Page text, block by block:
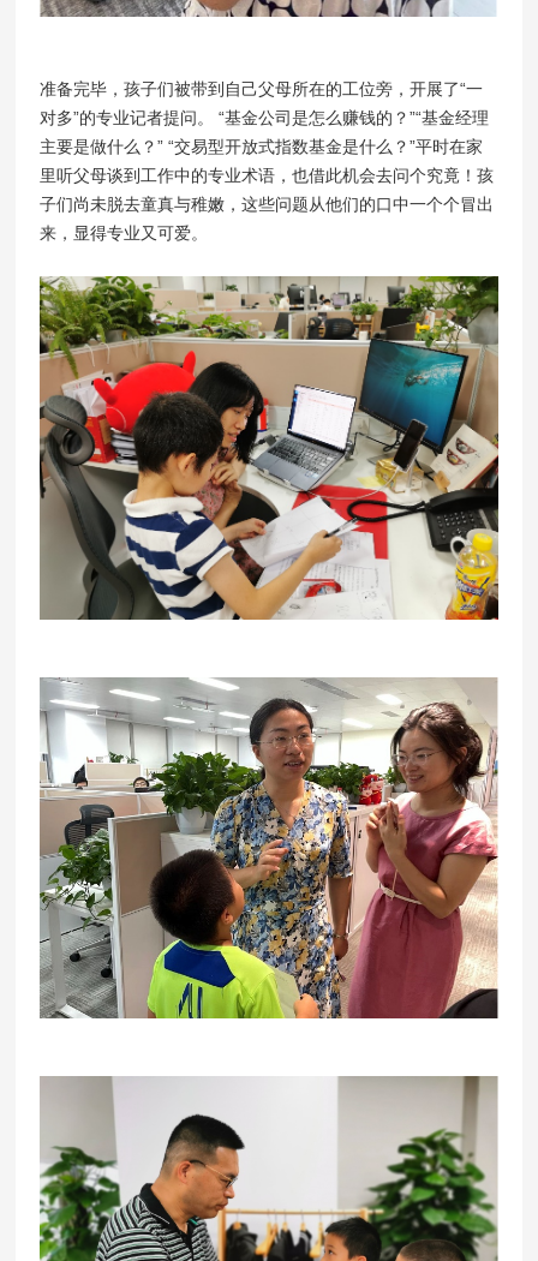
准备完毕，孩子们被带到自己父母所在的工位旁，开展了“一
对多”的专业记者提问。 “基金公司是怎么赚钱的？”“基金经理
主要是做什么？” “交易型开放式指数基金是什么？”平时在家
里听父母谈到工作中的专业术语，也借此机会去问个究竟！孩
子们尚未脱去童真与稚嫩，这些问题从他们的口中一个个冒出
来，显得专业又可爱。